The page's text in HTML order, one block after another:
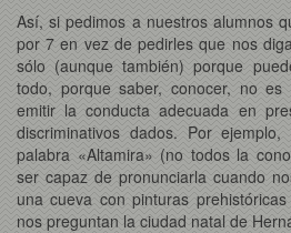
Así, si pedimos a nuestros alumnos
por 7 en vez de pedirles que nos
sólo (aunque también) porque
todo, porque saber, conocer, no
emitir la conducta adecuada en
discriminativos dados. Por
palabra «Altamira» (no todos la
ser capaz de pronunciarla cuando
una cueva con pinturas
nos preguntan la ciudad natal de